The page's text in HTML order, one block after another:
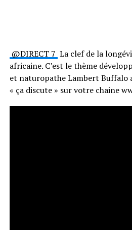
@DIRECT 7 La clef de la
africaine. C’est le thème
et naturopathe Lambert Buffalo
« ça discute » sur votre chaine